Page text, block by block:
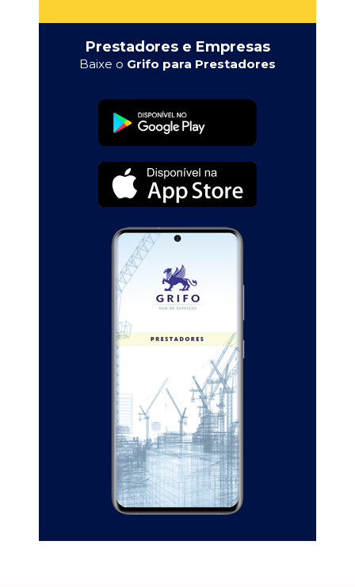
Prestadores e Empresas
Baixe o Grifo para Prestadores